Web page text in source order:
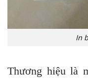
In
Thương hiệu là